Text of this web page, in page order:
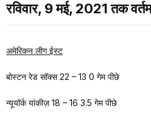
रविवार, 9 मई, 2021 तक
अमेरिकन लीग ईस्ट
बोस्टन रेड सॉक्स 22 – 13 0 गेम पीछे
न्यूयॉर्क यांकीज़ 18 – 16 3.5 गेम पीछे